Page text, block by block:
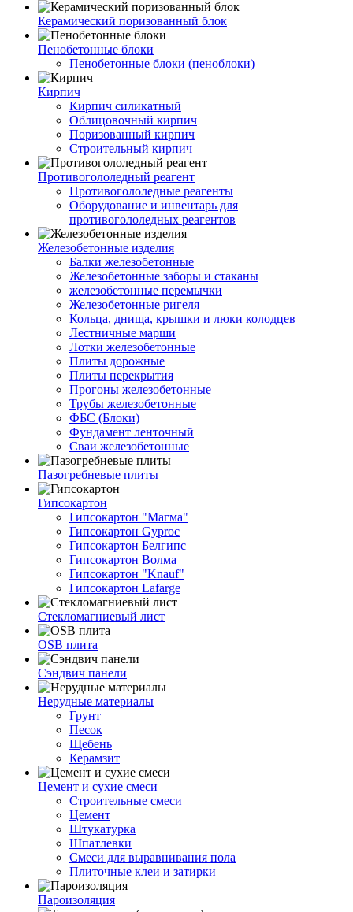
Керамический поризованный блок
Пенобетонные блоки
Пенобетонные блоки (пеноблоки)
Кирпич
Кирпич силикатный
Облицовочный кирпич
Поризованный кирпич
Строительный кирпич
Противогололедный реагент
Противогололедные реагенты
Оборудование и инвентарь для
противогололедных реагентов
Железобетонные изделия
Балки железобетонные
Железобетонные заборы и стаканы
железобетонные перемычки
Железобетонные ригеля
Кольца, днища, крышки и люки колодцев
Лестничные марши
Лотки железобетонные
Плиты дорожные
Плиты перекрытия
Прогоны железобетонные
Трубы железобетонные
ФБС (Блоки)
Фундамент ленточный
Сваи железобетонные
Пазогребневые плиты
Гипсокартон
Гипсокартон "Магма"
Гипсокартон Gyproc
Гипсокартон Белгипс
Гипсокартон Волма
Гипсокартон "Knauf"
Гипсокартон Lafarge
Стекломагниевый лист
OSB плита
Сэндвич панели
Нерудные материалы
Грунт
Песок
Щебень
Керамзит
Цемент и сухие смеси
Строительные смеси
Цемент
Штукатурка
Шпатлевки
Смеси для выравнивания пола
Плиточные клеи и затирки
Пароизоляция